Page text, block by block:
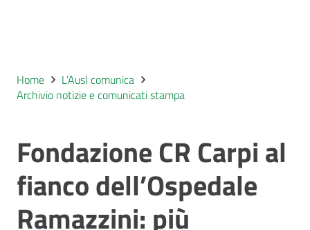
Home
L’Ausl comunica
Archivio notizie e comunicati stampa
Fondazione CR Carpi al
fianco dell’Ospedale
Ramazzini: più